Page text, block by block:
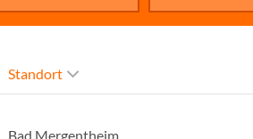
Standort
Bad Mergentheim